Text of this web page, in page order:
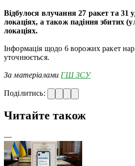
Відбулося влучання 27 ракет та
локаціях, а також падіння збитих
локаціях.
Інформація щодо 6 ворожих ракет
уточнюється.
За матеріалами ГШ ЗСУ
Поділитись:
Читайте також
—